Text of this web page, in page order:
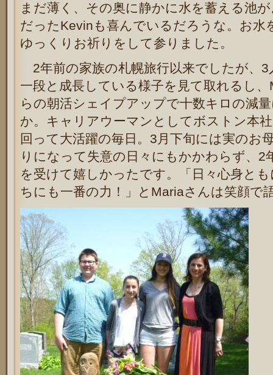
まだ薄く、その奥に静かに水を蓄える池
だったKevinも喜んでいるだろうな。お水
ゆっくりお祈りをして参りました。
2年前の家族の札幌旅行以来でしたが、
一段と成長している様子を見て取れるし
らの朝活シェイプアップで十数キロの減
か。キャリアウーマンとしてボストン本
回って大活躍の毎日。3月下旬には実のお
りになって失意の日々にもかかわらず、2
を受けて嬉しかったです。「日々心身と
ちにも一番の力！」とMariaさんは笑顔で